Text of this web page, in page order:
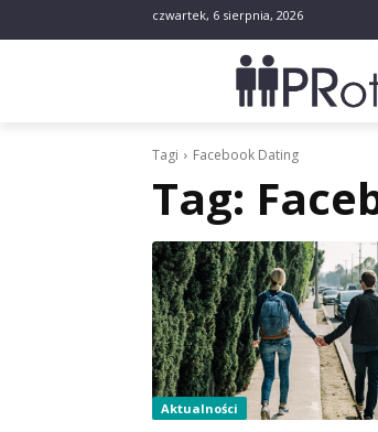
czwartek, 6 sierpnia, 2026
Tagi Facebook Dating
Tag:
Aktualności